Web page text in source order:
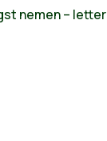
nemen –